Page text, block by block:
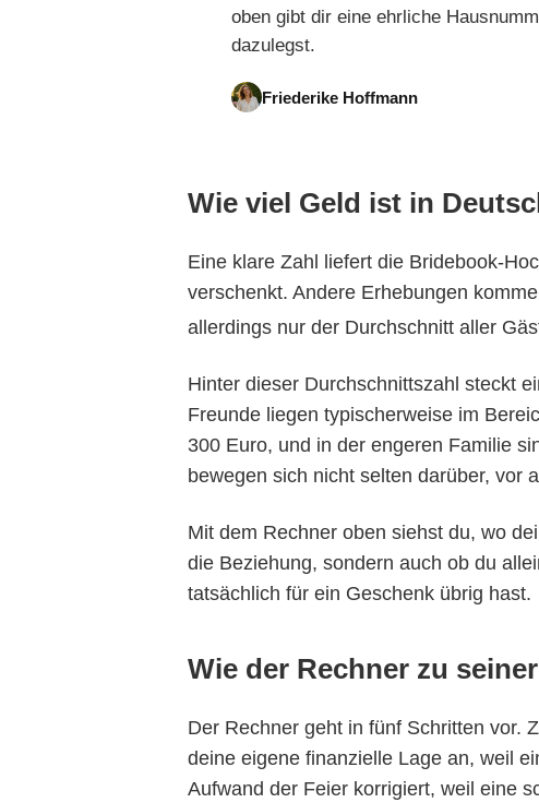
oben gibt dir eine ehrliche
dazulegst.
Friederike Hoffmann
Wie viel Geld ist in
Eine klare Zahl liefert die Bridebook-
verschenkt. Andere Erhebungen
allerdings nur der Durchschnitt aller
Hinter dieser Durchschnittszahl steckt
Freunde liegen typischerweise im
300 Euro, und in der engeren Familie
bewegen sich nicht selten darüber, vor
Mit dem Rechner oben siehst du, wo
die Beziehung, sondern auch ob du
tatsächlich für ein Geschenk übrig hast.
Wie der Rechner zu
Der Rechner geht in fünf Schritten vor.
deine eigene finanzielle Lage an, weil
Aufwand der Feier korrigiert, weil eine